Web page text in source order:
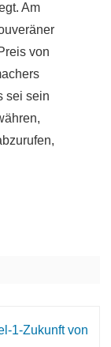
Am
von
sei sein
1-Zukunft von